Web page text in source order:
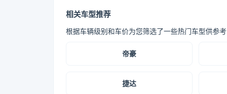
相关车型推荐
根据车辆级别和车价为您筛选了一些热门车型供参考
帝豪
捷达